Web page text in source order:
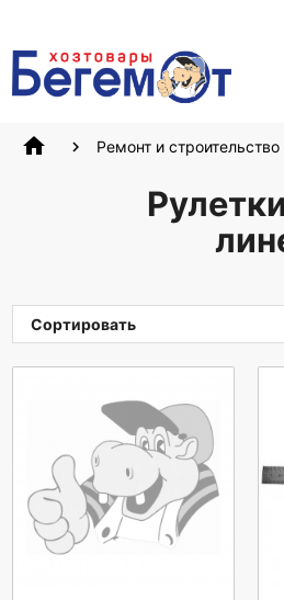
home Ремонт и строительство
Сортировать